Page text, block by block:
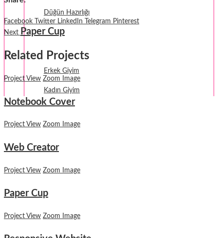
Düğün Hazırlığı
Fantezi
Termal Giyim
Erkek Giyim
Kadın Giyim
Facebook Twitter LinkedIn Telegram Pinterest
Next Paper Cup
Related Projects
Project View Zoom Image
Notebook Cover
Project View Zoom Image
Web Creator
Project View Zoom Image
Paper Cup
Project View Zoom Image